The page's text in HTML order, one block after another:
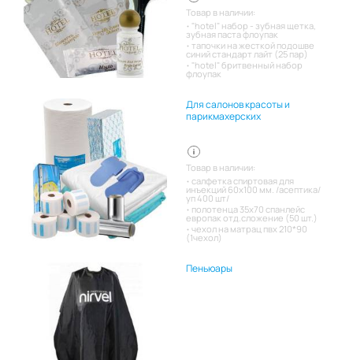
Товар в наличии:
"hotel" набор - зубная щетка,
зубная паста флоупак
тапочки на жесткой подошве
синий стандарт лайт (25 пар)
"hotel" бритвенный набор
флоупак
Для салонов красоты и
парикмахерских
Товар в наличии:
салфетка спиртовая для
инъекций 60х100 мм. /асептика/
уп 400 шт/
полотенца 35х70 спанлейс
европак отд.сложение (50 шт.)
чехол на матрац пвх 210*90
(1чехол)
Пеньюары